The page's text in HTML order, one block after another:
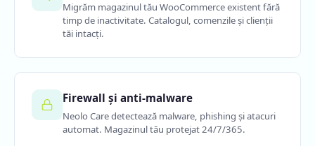
Migrăm magazinul tău WooCommerce existent fără
timp de inactivitate. Catalogul, comenzile și clienții
tăi intacți.
Firewall și anti-malware
Neolo Care detectează malware, phishing și atacuri
automat. Magazinul tău protejat 24/7/365.